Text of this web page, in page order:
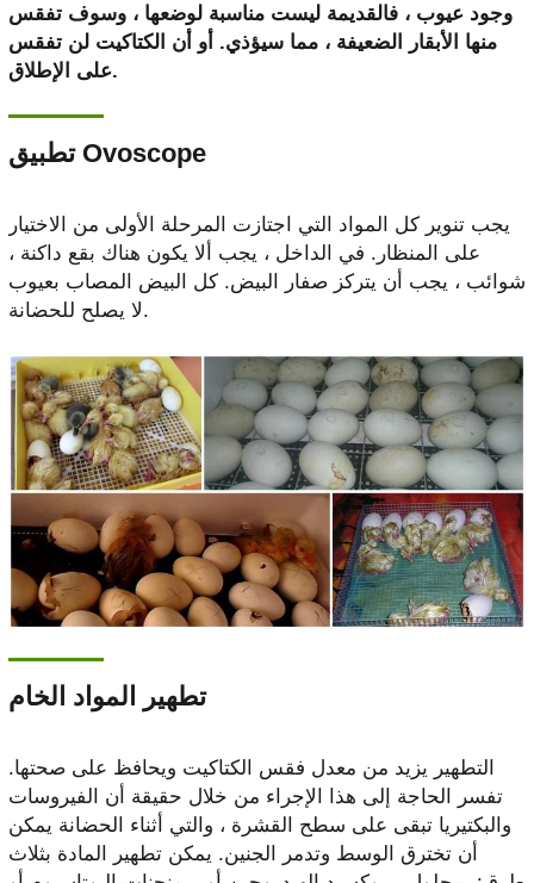
وجود عيوب ، فالقديمة ليست مناسبة لوضعها ، وسوف تفقس
منها الأبقار الضعيفة ، مما سيؤذي. أو أن الكتاكيت لن تفقس
على الإطلاق.
تطبيق Ovoscope
يجب تنوير كل المواد التي اجتازت المرحلة الأولى من الاختيار
على المنظار. في الداخل ، يجب ألا يكون هناك بقع داكنة ،
شوائب ، يجب أن يتركز صفار البيض. كل البيض المصاب بعيوب
لا يصلح للحضانة.
تطهير المواد الخام
التطهير يزيد من معدل فقس الكتاكيت ويحافظ على صحتها.
تفسر الحاجة إلى هذا الإجراء من خلال حقيقة أن الفيروسات
والبكتيريا تبقى على سطح القشرة ، والتي أثناء الحضانة يمكن
أن تخترق الوسط وتدمر الجنين. يمكن تطهير المادة بثلاث